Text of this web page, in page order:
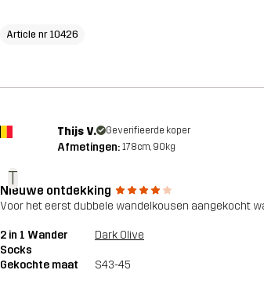
Article nr 10426
T
Thijs V. Geverifieerde koper
Afmetingen: 178cm, 90kg
Nieuwe ontdekking
Voor het eerst dubbele wandelkousen aangekocht
2 in 1 Wander
Socks
Dark Olive
Gekochte maat S43-45